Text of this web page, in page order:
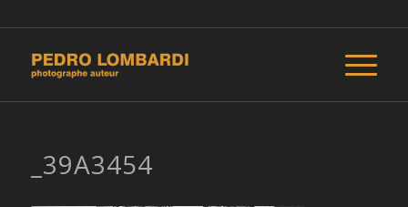
_39A3454